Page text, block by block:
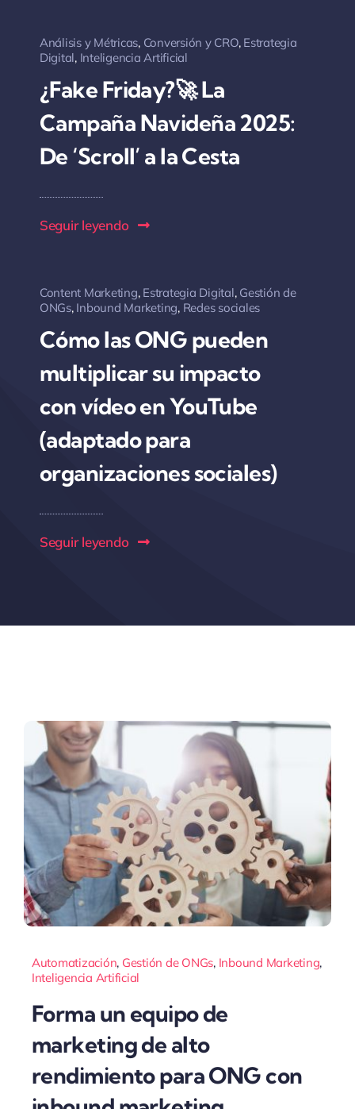
Análisis y Métricas, Conversión y CRO, Estrategia
Digital, Inteligencia Artificial
¿Fake Friday?🚀 La
Campaña Navideña 2025:
De ‘Scroll’ a la Cesta
Seguir leyendo
Content Marketing, Estrategia Digital, Gestión de
ONGs, Inbound Marketing, Redes sociales
Cómo las ONG pueden
multiplicar su impacto
con vídeo en YouTube
(adaptado para
organizaciones sociales)
Seguir leyendo
Automatización, Gestión de ONGs, Inbound Marketing,
Inteligencia Artificial
Forma un equipo de
marketing de alto
rendimiento para ONG con